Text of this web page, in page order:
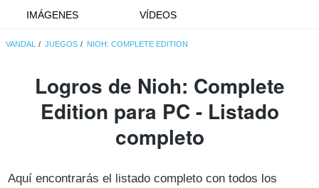
IMÁGENES
VÍDEOS
VANDAL JUEGOS NIOH: COMPLETE EDITION
Logros de Nioh: Complete
Edition para PC - Listado
completo
Aquí encontrarás el listado completo con todos los